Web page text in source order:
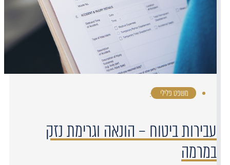
משפט פלילי ·
עבירות ביטוח – הונאה וגרימת נזק
במרמה